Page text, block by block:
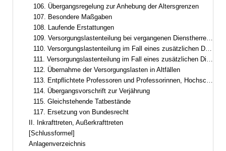
106. Übergangsregelung zur Anhebung der Altersgrenzen
107. Besondere Maßgaben
108. Laufende Erstattungen
109. Versorgungslastenteilung bei vergangenen Dienstherrenwechseln ohne laufende Erstattung
110. Versorgungslastenteilung im Fall eines zusätzlichen Dienstherrenwechsels nach Art. 95
111. Versorgungslastenteilung im Fall eines zusätzlichen Dienstherrenwechsels nach dem Versorgungslastenteilungs-Staatsvertrag
112. Übernahme der Versorgungslasten in Altfällen
113. Entpflichtete Professoren und Professorinnen, Hochschulleistungsbezüge
114. Übergangsvorschrift zur Verjährung
115. Gleichstehende Tatbestände
117. Ersetzung von Bundesrecht
II. Inkrafttreten, Außerkrafttreten
[Schlussformel]
Anlagenverzeichnis